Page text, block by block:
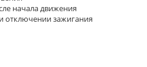
начала движения
отключении зажигания